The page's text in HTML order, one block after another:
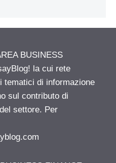
BUSINESS
la cui rete
tematici di informazione
sul contributo di
settore. Per